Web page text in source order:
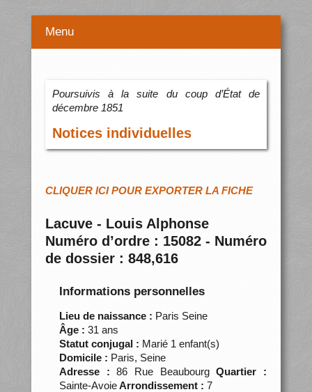
Menu
Poursuivis à la suite du coup d’État de
décembre 1851
Notices individuelles
CLIQUER ICI POUR EXPORTER LA FICHE
Lacuve - Louis Alphonse
Numéro d’ordre : 15082 - Numéro
de dossier : 848,616
Informations personnelles
Lieu de naissance : Paris Seine
Âge : 31 ans
Statut conjugal : Marié 1 enfant(s)
Domicile : Paris, Seine
Adresse : 86 Rue BeaubourgQuartier :
Sainte-AvoieArrondissement : 7